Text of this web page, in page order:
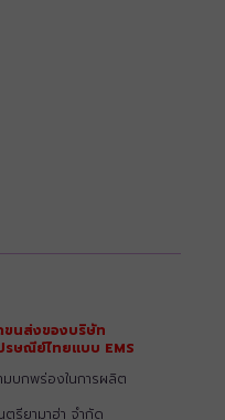
ขนส่งของบริษัท
รษณีย์ไทยแบบ EMS
บกพร่องในการผลิต
รียามาฮ่า จำกัด